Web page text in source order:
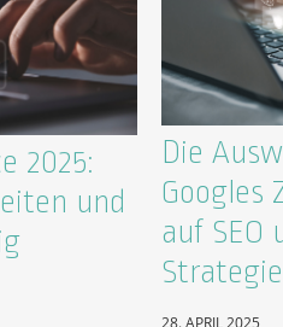
2025:
und
Die
Googles
auf SEO
28. APRIL 2025